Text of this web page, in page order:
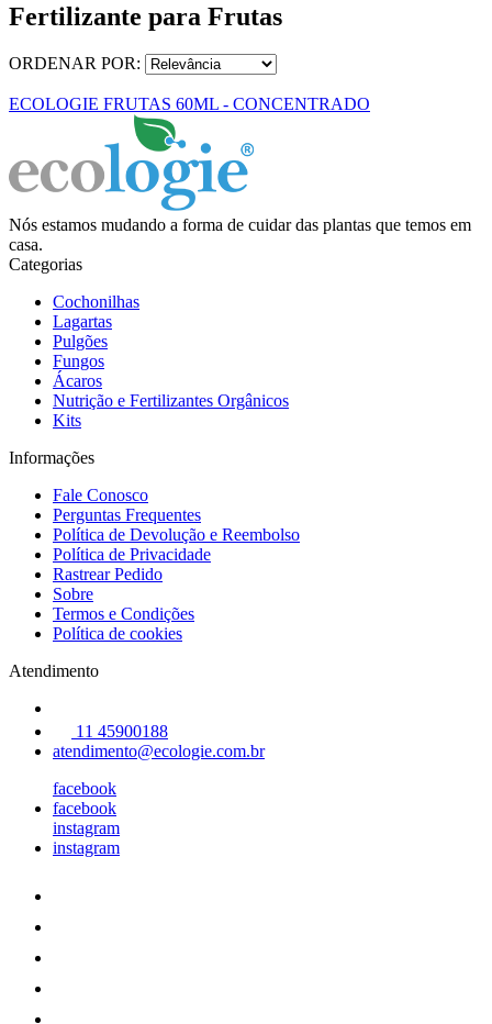
Fertilizante para Frutas
ORDENAR POR:
ECOLOGIE FRUTAS 60ML - CONCENTRADO
Nós estamos mudando a forma de cuidar das plantas que temos em
casa.
Categorias
Cochonilhas
Lagartas
Pulgões
Fungos
Ácaros
Nutrição e Fertilizantes Orgânicos
Kits
Informações
Fale Conosco
Perguntas Frequentes
Política de Devolução e Reembolso
Política de Privacidade
Rastrear Pedido
Sobre
Termos e Condições
Política de cookies
Atendimento
11 45900188
atendimento@ecologie.com.br
facebook
facebook
instagram
instagram